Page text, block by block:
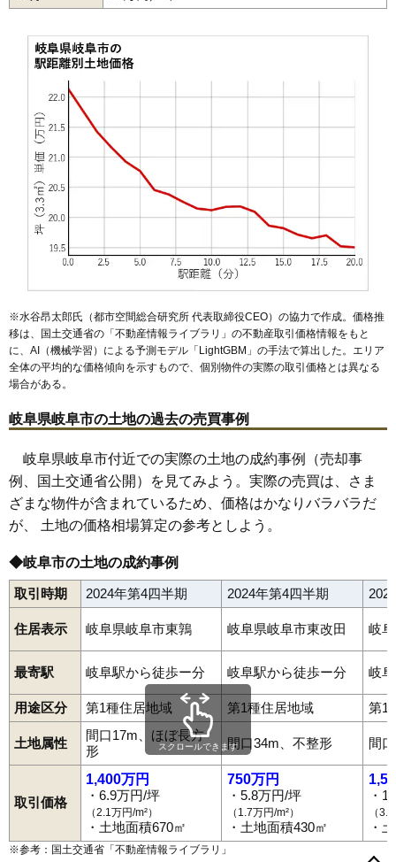
49 春日町
50 安宅町
鍵屋西町 31万円 1,384万円
52 入舟町
53 茜部大野
54
55 31万円
56 1,123万円
雲井町 31万円 1,489万円
31万円
中洲町 31万円 1,576万円 17.9%
61 葭町 31万円 1,528万円 14.6%
62
64 菊地町 30万円 3,211万円 14.4%
65 清 30万円 1,537万円 16.3%
66 本郷町 30万円 1,173万円 14.7%
67 六条北 30万円 1,585万円 14.5%
68 端詰町 30万円 731万円
69 清本町 30万円
70 福田町 30万円 1,511万円 10.0%
71 錦町 29万円 1,582万円 12.1%
72 市ノ坪町 29万円 1,625万円 9.0%
29万円
75 万代町 29万円 1,664万円 10.3%
76 桜木町 29万円 1,741万円 10.1%
77 城東通 29万円 1,978万円 14.3%
長良校前町 1,387万円 8.6%
東島 1,793万円 10.9%
80 鏡島精華 28万円 1,738万円 16.6%
※水谷昂太郎氏（都市空間総合研究所 代表取締役CEO）の協力で作成。価格推
移は、国土交通省の「不動産情報ライブラリ 」の不動産取引価格情報をもと
に、AI（機械学習）による予測モデル「LightGBM」の手法で算出した。エリア
全体の平均的な価格傾向を示すもので、個別物件の実際の取引価格とは異なる
場合がある。
岐阜県岐阜市の土地の過去の売買事例
岐阜県岐阜市付近での実際の土地の成約事例（売却事
例、国土交通省公開）を見てみよう。実際の売買は、さま
ざまな物件が含まれているため、価格はかなりバラバラだ
が、 土地の価格相場算定の参考としよう。
◆岐阜市の土地の成約事例
取引時期 2024年第4四半期 2024年第4四半期
住居表示 岐阜県岐阜市東鶉 岐阜県岐阜市東改田 岐
最寄駅 岐阜駅から徒歩ー分 岐阜駅から徒歩ー分 岐
用途区分 第1種住居地域 第1種住居地域 第1
土地属性
間口17m、ほぼ長方
形
間口34m、不整形 間
取引価格
1,400万円
・6.9万円/坪
（2.1万円/m²）
・土地面積670㎡
750万円
・5.8万円/坪
（1.7万円/m²）
・土地面積430㎡
・
（
・
スクロールできます
※参考：国土交通省「不動産情報ライブラリ 」
青柳町茜部大川茜部大野茜部新所
茜部寺屋敷茜部中島茜部野瀬茜部菱野茜部本郷秋沢芥見
芥見大船
芥見海戸山芥見清水 芥見嵯峨芥見大般若
芥見中野畑芥見長山芥見野畑芥見東山芥見堀田芥見町屋
芥見南山
安食安宅町吾妻町天池 尼ケ崎町粟野西粟野東
池ノ上町
石谷石長町石原市ノ坪町 市橋伊奈波通伊吹町今川
今嶺芋島入舟町岩井岩栄町岩倉町岩崎岩滝西岩滝東岩田坂
岩田西
岩田東岩地 岩利宇佐 宇佐東町 宇佐南 打越
梅ケ枝町
江口
江崎北江崎南江添大倉町大菅北大菅南大縄場大洞緑山
大宮町沖ノ橋町雄総桜町雄総緑町雄総柳町折立鏡島
鏡島精華
鏡島南鍵屋西町鍵屋東町 学園町花月町水主町
春日町門屋香取町金園町加野加納青藤町加納朝日町
加納寿町
加納栄町通 加納城南通加納新本町 加納神明町
加納大黒町加納鷹匠町 加納鉄砲町 加納天神町加納永井町
加納長刀堀加納南陽町加納西丸町加納舟田町加納堀田町
加納丸之内加納水野町 加納矢場町上芥見
上城田寺上西郷上尻毛 萱場北町萱場東町
萱場南
川部祇園菊地町 城田寺北一色 北鶉
北山祈年町木ノ下町 切通金竜町雲井町
河渡香蘭九重町小西郷 琴塚小野御望
コモンヒルズ北山近島境川栄新町 鷺山